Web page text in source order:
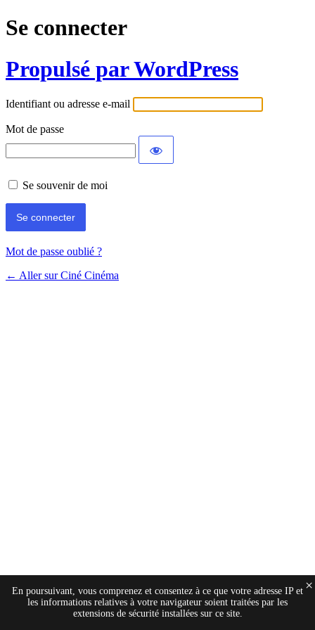
Se connecter
Propulsé par WordPress
Identifiant ou adresse e-mail
Mot de passe
Se souvenir de moi
Mot de passe oublié ?
← Aller sur Ciné Cinéma
En poursuivant, vous comprenez et consentez à ce que votre adresse IP et
les informations relatives à votre navigateur soient traitées par les
extensions de sécurité installées sur ce site.
×